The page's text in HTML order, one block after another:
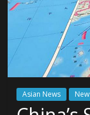
Asian News